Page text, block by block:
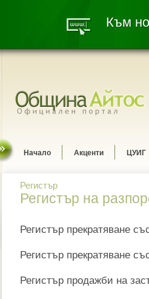
Към
Начало Акценти ЦУИГ
Регистър
Регистър на
Регистър прекратяване
Регистър прекратяване
Регистър продажби на